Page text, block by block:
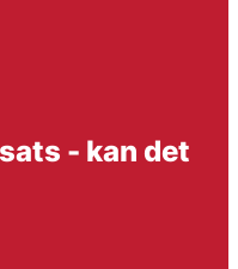
- kan det